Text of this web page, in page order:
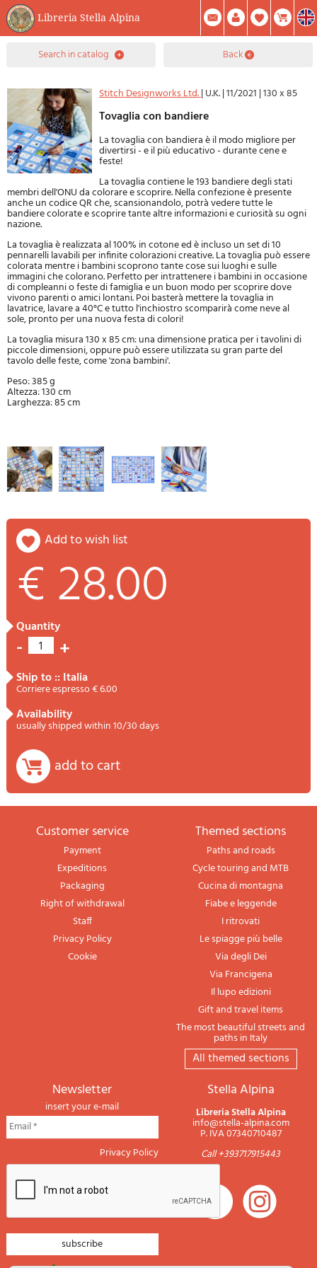
Libreria Stella Alpina
0Item(s) In Your Cart
Summary
Facebook
Create Account Mod. Password
search in catalog back
Stitch Designworks Ltd.| U.K.|11/2021 |130 x 85
Tovaglia con bandiere
La tovaglia con bandiera è il modo migliore per
divertirsi - e il più educativo - durante cene e
feste!
La tovaglia contiene le 193 bandiere degli stati
membri dell'ONU da colorare e scoprire. Nella confezione è presente
anche un codice QR che, scansionandolo, potrà vedere tutte le
bandiere colorate e scoprire tante altre informazioni e curiosità su ogni
nazione.
La tovaglia è realizzata al 100% in cotone ed è incluso un set di 10
pennarelli lavabili per infinite colorazioni creative. La tovaglia può essere
colorata mentre i bambini scoprono tante cose sui luoghi e sulle
immagini che colorano. Perfetto per intrattenere i bambini in occasione
di compleanni o feste di famiglia e un buon modo per scoprire dove
vivono parenti o amici lontani. Poi basterà mettere la tovaglia in
lavatrice, lavare a 40°C e tutto l'inchiostro scomparirà come neve al
sole, pronto per una nuova festa di colori!
La tovaglia misura 130 x 85 cm: una dimensione pratica per i tavolini di
piccole dimensioni, oppure può essere utilizzata su gran parte del
tavolo delle feste, come 'zona bambini'.
Peso: 385 g
Altezza: 130 cm
Larghezza: 85 cm
add to wish list
€ 28.00
quantity
- 1 +
ship to :: Italia
Corriere espresso € 6.00
availability
usually shipped within 10/30 days
add to cart
Customer service
Payment
Expeditions
Packaging
Right of withdrawal
Staff
Privacy Policy
Cookie
themed sections
Paths and roads
Cycle touring and MTB
Cucina di montagna
Fiabe e leggende
I ritrovati
Le spiagge più belle
Via degli Dei
Via Francigena
Il lupo edizioni
Gift and travel items
The most beautiful streets and
paths in Italy
All themed sections
newsletter
insert your e-mail
Privacy Policy
Stella Alpina
Libreria Stella Alpina
info@stella-alpina.com
P. IVA 07340710487
Call +393717915443